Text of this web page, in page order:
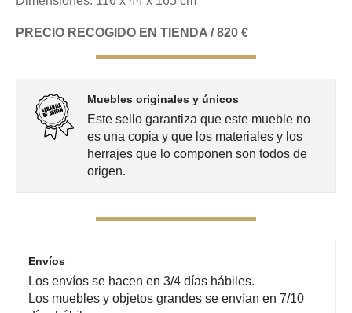
PRECIO RECOGIDO EN TIENDA / 820 €
Muebles originales y únicos
Este sello garantiza que este mueble no
es una copia y que los materiales y los
herrajes que lo componen son todos de
origen.
Envíos
Los envíos se hacen en 3/4 días hábiles.
Los muebles y objetos grandes se envían en 7/10